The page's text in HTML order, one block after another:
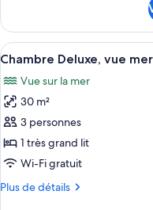
océan
le
type
de
Chambre
Double,
vue
océan
Afficher
toutes
les
photos
pour
ce
type
chambre :
4
Chambre Deluxe, vue mer
Vue sur la mer
30 m²
3 personnes
1 très grand lit
Wi-Fi gratuit
Plus de détails
Plus